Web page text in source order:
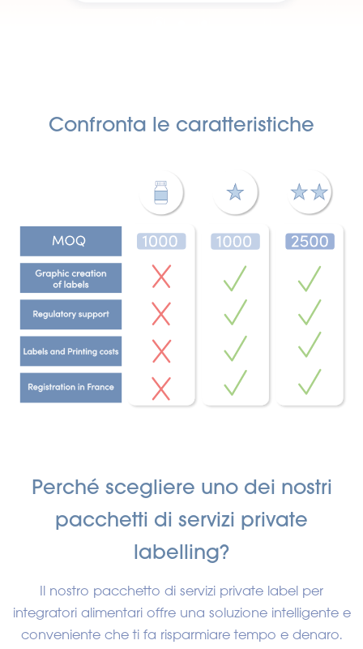
Confronta le caratteristiche
Perché scegliere uno dei nostri
pacchetti di servizi private
labelling?
Il nostro pacchetto di servizi private label per
integratori alimentari offre una soluzione intelligente e
conveniente che ti fa risparmiare tempo e denaro.